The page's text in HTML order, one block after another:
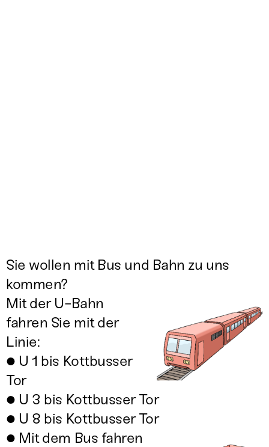
Sie wollen mit Bus und Bahn zu uns
kommen?
Mit der U-Bahn
fahren Sie mit der
Linie:
● U 1 bis Kottbusser
Tor
● U 3 bis Kottbusser Tor
● U 8 bis Kottbusser Tor
● Mit dem Bus fahren